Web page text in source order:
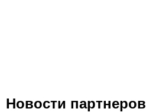
Новости партнеров